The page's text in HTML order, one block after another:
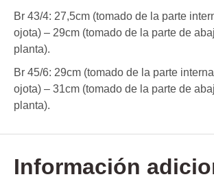
Br 43/4: 27,5cm (tomado de la parte
ojota) – 29cm (tomado de la parte de
planta).
Br 45/6: 29cm (tomado de la parte
ojota) – 31cm (tomado de la parte de
planta).
Información